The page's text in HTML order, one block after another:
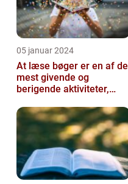
05 januar 2024
At læse bøger er en af de
mest givende og
berigende aktiviteter,